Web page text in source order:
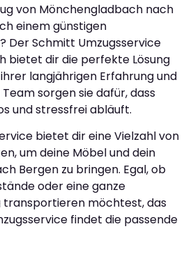
von Mönchengladbach nach
einem günstigen
Der Schmitt Umzugsservice
bietet dir die perfekte Lösung
langjährigen Erfahrung und
sorgen sie dafür, dass
und stressfrei abläuft.
bietet dir eine Vielzahl von
um deine Möbel und dein
Bergen zu bringen. Egal, ob
oder eine ganze
transportieren möchtest, das
findet die passende